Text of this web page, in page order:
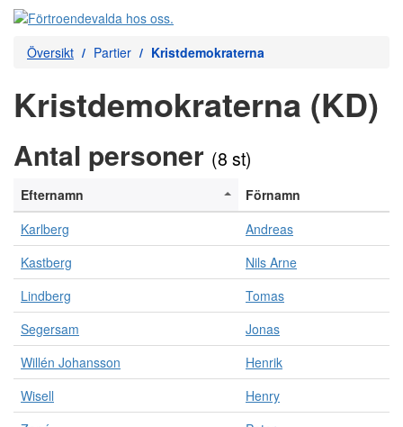
Översikt Partier Kristdemokraterna
Kristdemokraterna (KD)
Antal personer (8 st)
Efternamn
Förnamn
Karlberg
Andreas
Kastberg
Nils Arne
Lindberg
Tomas
Segersam
Jonas
Willén Johansson
Henrik
Wisell
Henry